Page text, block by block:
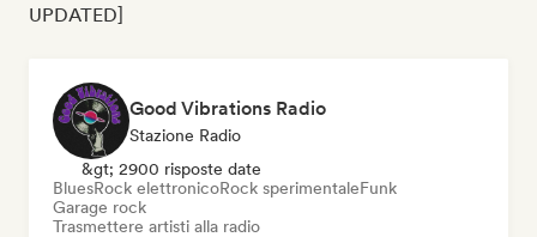
UPDATED]
Good Vibrations Radio
Stazione Radio
&gt; 2900 risposte date
BluesRock elettronicoRock sperimentaleFunk
Garage rock
Trasmettere artisti alla radio